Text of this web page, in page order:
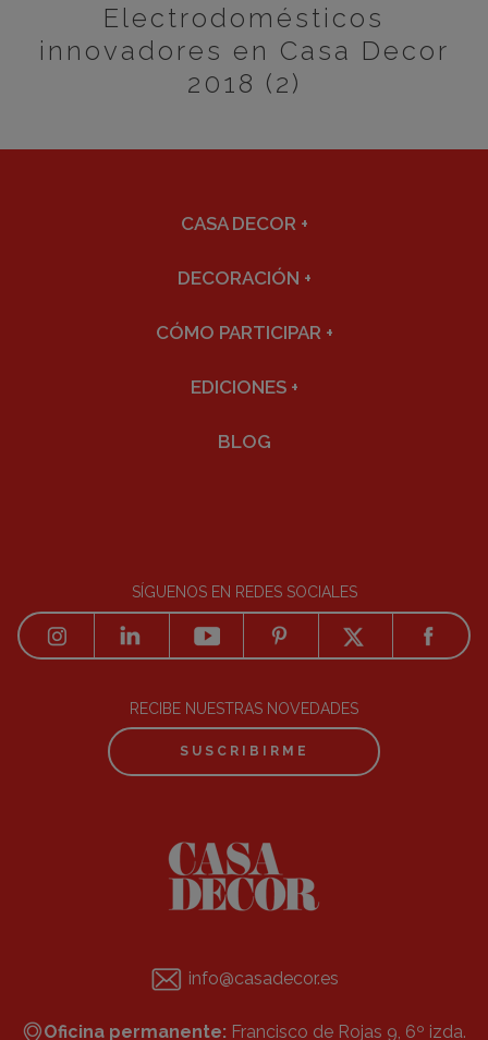
Electrodomésticos
innovadores en Casa Decor
2018 (2)
CASA DECOR +
DECORACIÓN +
CÓMO PARTICIPAR +
EDICIONES +
BLOG
SÍGUENOS EN REDES SOCIALES
RECIBE NUESTRAS NOVEDADES
SUSCRIBIRME
info@casadecor.es
Oficina permanente: Francisco de Rojas 9, 6º izda.